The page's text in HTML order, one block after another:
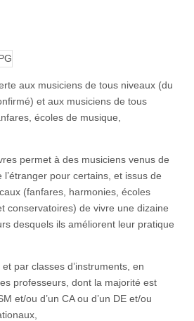
aux musiciens de tous niveaux (du
et aux musiciens de tous
écoles de musique,
permet à des musiciens venus de
pour certains, et issus de
(fanfares, harmonies, écoles
conservatoires) de vivre une dizaine
desquels ils améliorent leur pratique
par classes d’instruments, en
professeurs, dont la majorité est
et/ou d’un CA ou d’un DE et/ou